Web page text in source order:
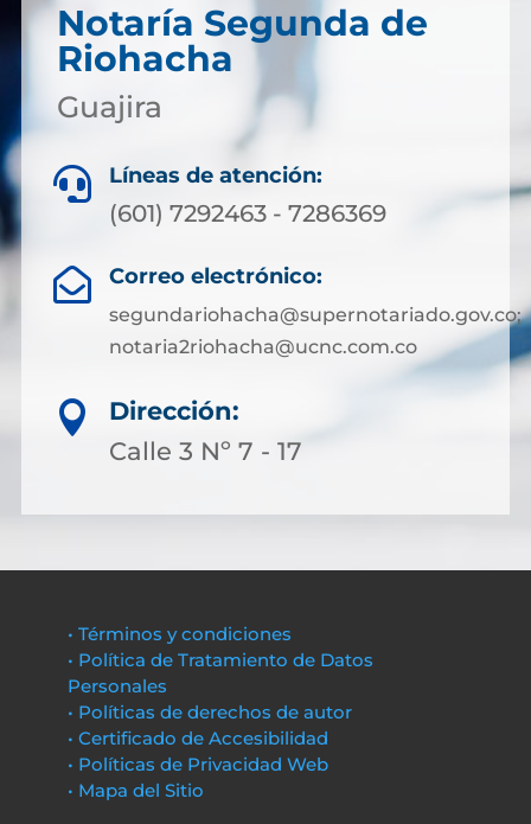
Notaría Segunda de
Riohacha
Guajira
 Líneas de atención:
(601) 7292463 - 7286369
 Correo electrónico:
segundariohacha@supernotariado.gov.co;
notaria2riohacha@ucnc.com.co

Dirección:
Calle 3 Nº 7 - 17
• Términos y condiciones
• Política de Tratamiento de Datos
Personales
• Políticas de derechos de autor
• Certificado de Accesibilidad
• Políticas de Privacidad Web
• Mapa del Sitio